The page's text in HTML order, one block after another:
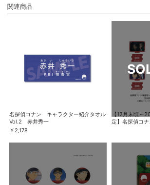
関連商品
名探偵コナン キャラクター紹介タオル
Vol.2 赤井秀一
￥2,178
【12月末頃～
定】名探偵コ